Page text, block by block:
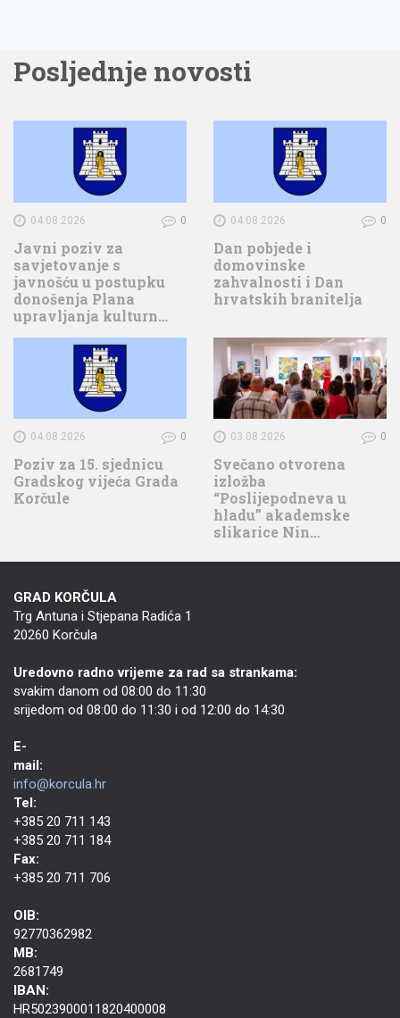
Posljednje novosti
04.08.2026 0
Javni poziv za
savjetovanje s
javnošću u postupku
donošenja Plana
upravljanja kulturn…
04.08.2026 0
Dan pobjede i
domovinske
zahvalnosti i Dan
hrvatskih branitelja
04.08.2026 0
Poziv za 15. sjednicu
Gradskog vijeća Grada
Korčule
03.08.2026 0
Svečano otvorena
izložba
“Poslijepodneva u
hladu” akademske
slikarice Nin…
GRAD KORČULA
Trg Antuna i Stjepana Radića 1
20260 Korčula
Uredovno radno vrijeme za rad sa strankama:
svakim danom od 08:00 do 11:30
srijedom od 08:00 do 11:30 i od 12:00 do 14:30
E-
mail:
info@korcula.hr
Tel:
+385 20 711 143
+385 20 711 184
Fax:
+385 20 711 706
OIB:
92770362982
MB:
2681749
IBAN:
HR5023900011820400008